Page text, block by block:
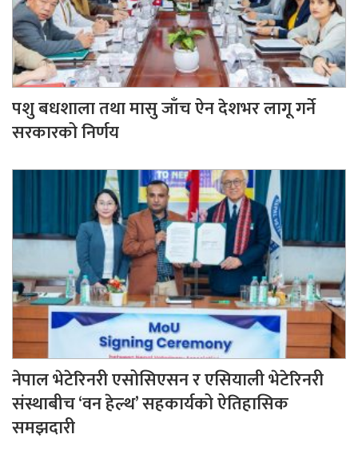
पशु बधशाला तथा मासु जाँच ऐन देशभर लागू गर्ने
सरकारको निर्णय
नेपाल भेटेरिनरी एसोसिएसन र एसियाली भेटेरिनरी
संस्थाबीच ‘वन हेल्थ’ सहकार्यको ऐतिहासिक
समझदारी